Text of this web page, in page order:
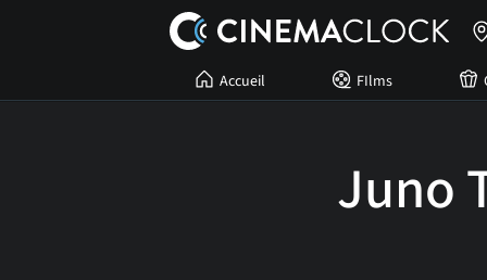
Accueil FIlms
Juno